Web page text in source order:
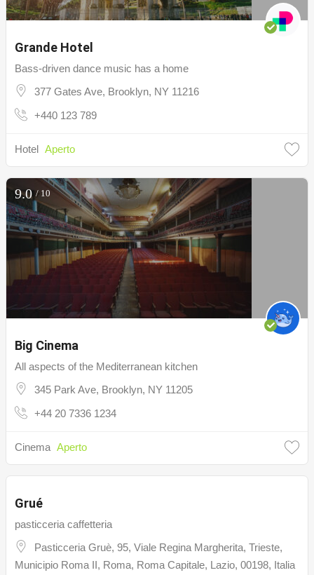
Grande Hotel
Bass-driven dance music has a home
377 Gates Ave, Brooklyn, NY 11216
+440 123 789
Hotel Aperto
9.0/ 10
Big Cinema
All aspects of the Mediterranean kitchen
345 Park Ave, Brooklyn, NY 11205
+44 20 7336 1234
Cinema Aperto
Grué
pasticceria caffetteria
Pasticceria Gruè, 95, Viale Regina Margherita, Trieste,
Municipio Roma II, Roma, Roma Capitale, Lazio, 00198, Italia